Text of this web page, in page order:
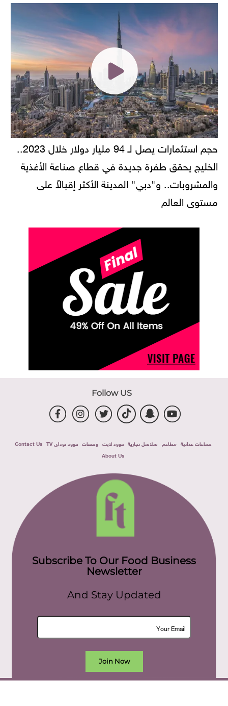
حجم استثمارات يصل لـ 94 مليار دولار خلال 2023..
الخليج يحقق طفرة جديدة في قطاع صناعة الأغذية
والمشروبات.. و"دبي" المدينة الأكثر إقبالاً على
مستوى العالم
Follow US
صناعات غذائية مطاعم سلاسل تجارية فوود لايت وصفات فوود توداى TV
Contact Us
About Us
Subscribe To Our Food Business
Newsletter
And Stay Updated
Join Now